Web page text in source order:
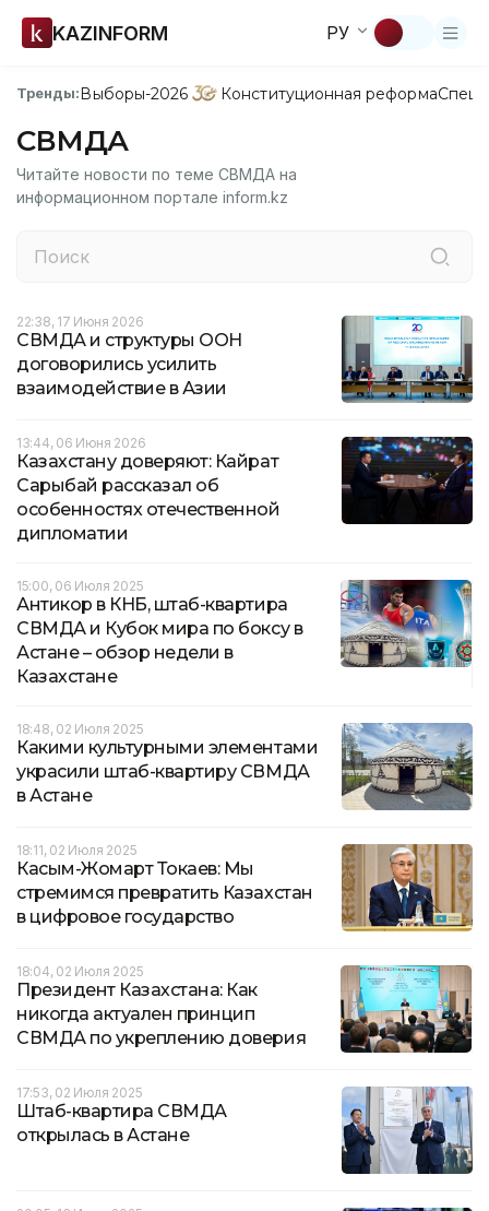
KAZINFORM РУ
Тренды:Выборы-2026 Конституционная реформа
СВМДА
Читайте новости по теме СВМДА на
информационном портале inform.kz
22:38, 17 Июня 2026
СВМДА и структуры ООН
договорились усилить
взаимодействие в Азии
13:44, 06 Июня 2026
Казахстану доверяют: Кайрат
Сарыбай рассказал об
особенностях отечественной
дипломатии
15:00, 06 Июля 2025
Антикор в КНБ, штаб-квартира
СВМДА и Кубок мира по боксу в
Астане – обзор недели в
Казахстане
18:48, 02 Июля 2025
Какими культурными элементами
украсили штаб-квартиру СВМДА
в Астане
18:11, 02 Июля 2025
Касым-Жомарт Токаев: Мы
стремимся превратить Казахстан
в цифровое государство
18:04, 02 Июля 2025
Президент Казахстана: Как
никогда актуален принцип
СВМДА по укреплению доверия
17:53, 02 Июля 2025
Штаб-квартира СВМДА
открылась в Астане